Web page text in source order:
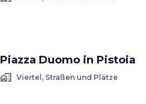
Piazza Duomo in Pistoia
home_work Viertel, Straßen und Plätze